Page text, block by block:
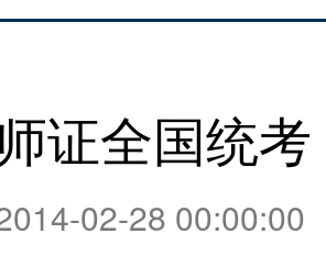
证全国统考
02-28 00:00:00